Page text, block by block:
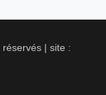
| site :